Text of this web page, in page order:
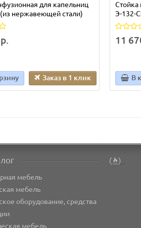
для капельниц
нержавеющей стали)
Заказ в 1 клик
Стойка
Э-132-
11
В
мебель
мебель
оборудование, средства
мебель